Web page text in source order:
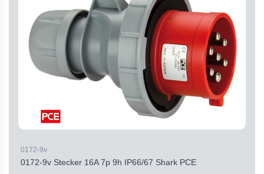
0172-9v
0172-9v Stecker 16A 7p 9h IP66/67 Shark PCE